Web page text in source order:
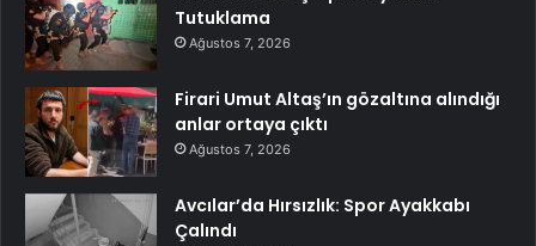
Tutuklama
Ağustos 7, 2026
Firari Umut Altaş’ın gözaltına alındığı
anlar ortaya çıktı
Ağustos 7, 2026
Avcılar’da Hırsızlık: Spor Ayakkabı
Çalındı